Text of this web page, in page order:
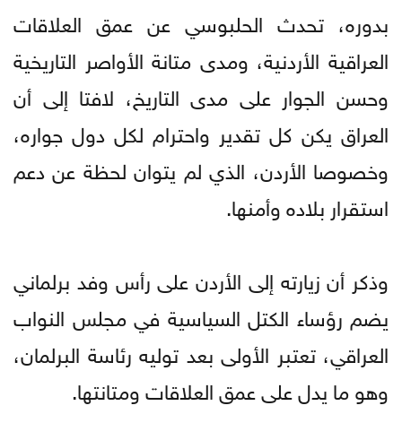
بدوره، تحدث الحلبوسي عن عمق العلاقات
العراقية الأردنية، ومدى متانة الأواصر التاريخية
وحسن الجوار على مدى التاريخ، لافتا إلى أن
العراق يكن كل تقدير واحترام لكل دول جواره،
وخصوصا الأردن، الذي لم يتوان لحظة عن دعم
استقرار بلاده وأمنها.
وذكر أن زيارته إلى الأردن على رأس وفد برلماني
يضم رؤساء الكتل السياسية في مجلس النواب
العراقي، تعتبر الأولى بعد توليه رئاسة البرلمان،
وهو ما يدل على عمق العلاقات ومتانتها.